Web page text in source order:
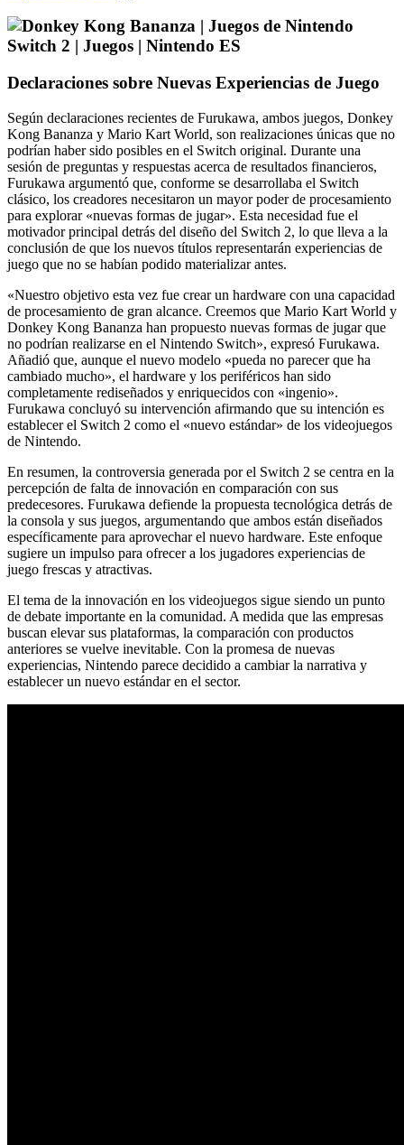
Declaraciones sobre Nuevas Experiencias de Juego
Según declaraciones recientes de Furukawa, ambos juegos, Donkey
Kong Bananza y Mario Kart World, son realizaciones únicas que no
podrían haber sido posibles en el Switch original. Durante una
sesión de preguntas y respuestas acerca de resultados financieros,
Furukawa argumentó que, conforme se desarrollaba el Switch
clásico, los creadores necesitaron un mayor poder de procesamiento
para explorar «nuevas formas de jugar». Esta necesidad fue el
motivador principal detrás del diseño del Switch 2, lo que lleva a la
conclusión de que los nuevos títulos representarán experiencias de
juego que no se habían podido materializar antes.
«Nuestro objetivo esta vez fue crear un hardware con una capacidad
de procesamiento de gran alcance. Creemos que Mario Kart World y
Donkey Kong Bananza han propuesto nuevas formas de jugar que
no podrían realizarse en el Nintendo Switch», expresó Furukawa.
Añadió que, aunque el nuevo modelo «pueda no parecer que ha
cambiado mucho», el hardware y los periféricos han sido
completamente rediseñados y enriquecidos con «ingenio».
Furukawa concluyó su intervención afirmando que su intención es
establecer el Switch 2 como el «nuevo estándar» de los videojuegos
de Nintendo.
En resumen, la controversia generada por el Switch 2 se centra en la
percepción de falta de innovación en comparación con sus
predecesores. Furukawa defiende la propuesta tecnológica detrás de
la consola y sus juegos, argumentando que ambos están diseñados
específicamente para aprovechar el nuevo hardware. Este enfoque
sugiere un impulso para ofrecer a los jugadores experiencias de
juego frescas y atractivas.
El tema de la innovación en los videojuegos sigue siendo un punto
de debate importante en la comunidad. A medida que las empresas
buscan elevar sus plataformas, la comparación con productos
anteriores se vuelve inevitable. Con la promesa de nuevas
experiencias, Nintendo parece decidido a cambiar la narrativa y
establecer un nuevo estándar en el sector.